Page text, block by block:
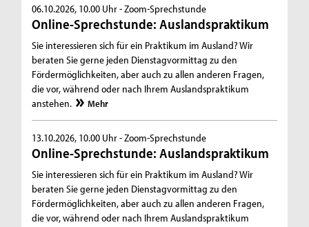
06.10.2026, 10.00 Uhr -Zoom-Sprechstunde
Online-Sprechstunde: Auslandspraktikum
Sie interessieren sich für ein Praktikum im Ausland? Wir
beraten Sie gerne jeden Dienstagvormittag zu den
Fördermöglichkeiten, aber auch zu allen anderen Fragen,
die vor, während oder nach Ihrem Auslandspraktikum
anstehen.
Mehr
13.10.2026, 10.00 Uhr -Zoom-Sprechstunde
Online-Sprechstunde: Auslandspraktikum
Sie interessieren sich für ein Praktikum im Ausland? Wir
beraten Sie gerne jeden Dienstagvormittag zu den
Fördermöglichkeiten, aber auch zu allen anderen Fragen,
die vor, während oder nach Ihrem Auslandspraktikum